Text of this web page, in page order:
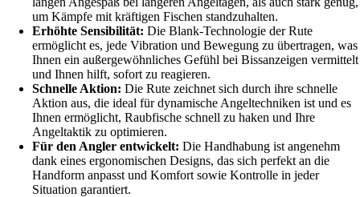
um Kämpfe mit kräftigen Fischen standzuhalten.
Erhöhte Sensibilität: Die Blank-Technologie der Rute
ermöglicht es, jede Vibration und Bewegung zu übertragen, was
Ihnen ein außergewöhnliches Gefühl bei Bissanzeigen vermittelt
und Ihnen hilft, sofort zu reagieren.
Schnelle Aktion: Die Rute zeichnet sich durch ihre schnelle
Aktion aus, die ideal für dynamische Angeltechniken ist und es
Ihnen ermöglicht, Raubfische schnell zu haken und Ihre
Angeltaktik zu optimieren.
Für den Angler entwickelt: Die Handhabung ist angenehm
dank eines ergonomischen Designs, das sich perfekt an die
Handform anpasst und Komfort sowie Kontrolle in jeder
Situation garantiert.